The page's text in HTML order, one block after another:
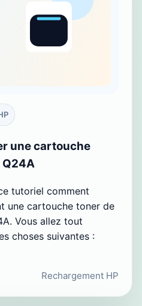
une cartouche
Q24A
tutoriel comment
une cartouche toner de
Vous allez tout
choses suivantes :
Rechargement HP